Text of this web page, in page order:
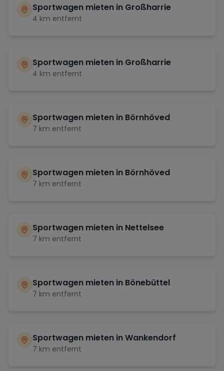
Sportwagen mieten in Großharrie
4 km entfernt
Sportwagen mieten in Großharrie
4 km entfernt
Sportwagen mieten in Börnhöved
7 km entfernt
Sportwagen mieten in Börnhöved
7 km entfernt
Sportwagen mieten in Nettelsee
7 km entfernt
Sportwagen mieten in Bönebüttel
7 km entfernt
Sportwagen mieten inWankendorf
7 km entfernt